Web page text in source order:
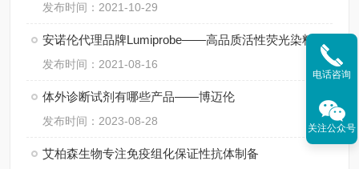
发布时间：2021-10-29
发布时间：2021-08-16
体外诊断试剂有哪些产品——博迈伦
发布时间：2023-08-28
艾柏森生物专注免疫组化保证性抗体制备
电话咨询
关注公众号